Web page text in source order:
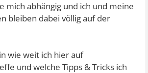
mich abhängig und ich und meine
bleiben dabei völlig auf der
wie weit ich hier auf
und welche Tipps & Tricks ich